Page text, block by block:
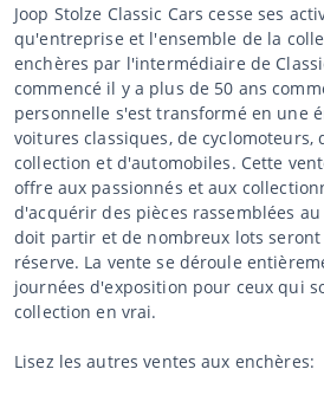
Joop Stolze Classic Cars cesse ses
qu'entreprise et l'ensemble de la
enchères par l'intermédiaire de
commencé il y a plus de 50 ans
personnelle s'est transformé en une
voitures classiques, de cyclomoteurs,
collection et d'automobiles. Cette
offre aux passionnés et aux
d'acquérir des pièces rassemblées
doit partir et de nombreux lots seront
réserve. La vente se déroule
journées d'exposition pour ceux qui
collection en vrai.
Lisez les autres ventes aux enchères: